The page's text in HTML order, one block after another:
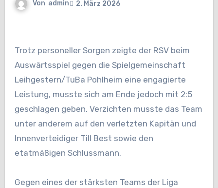
Von admin 2. März 2026
Trotz personeller Sorgen zeigte der RSV beim
Auswärtsspiel gegen die Spielgemeinschaft
Leihgestern/TuBa Pohlheim eine engagierte
Leistung, musste sich am Ende jedoch mit 2:5
geschlagen geben. Verzichten musste das Team
unter anderem auf den verletzten Kapitän und
Innenverteidiger Till Best sowie den
etatmäßigen Schlussmann.
Gegen eines der stärksten Teams der Liga